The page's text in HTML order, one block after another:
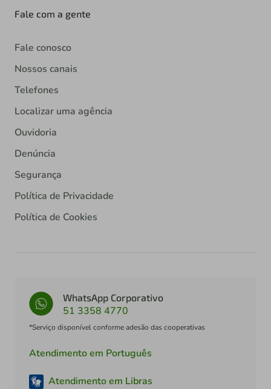
Fale com a gente
Fale conosco
Nossos canais
Telefones
Localizar uma agência
Ouvidoria
Denúncia
Segurança
Política de Privacidade
Política de Cookies
WhatsApp Corporativo
51 3358 4770
*Serviço disponível conforme adesão das cooperativas
Atendimento em Português
Atendimento em Libras